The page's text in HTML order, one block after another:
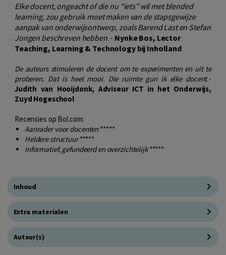
Elke docent, ongeacht of die nu “iets” wil met blended
learning, zou gebruik moet maken van de stapsgewijze
aanpak van onderwijsontwerp, zoals Barend Last en Stefan
Jongen beschreven hebben. - Nynke Bos, Lector
Teaching, Learning & Technology bij Inholland
De auteurs stimuleren de docent om te experimenten en uit te
proberen. Dat is heel mooi. Die ruimte gun ik elke docent.-
Judith van Hooijdonk, Adviseur ICT in het Onderwijs,
Zuyd Hogeschool
Recensies op Bol.com:
Aanrader voor docenten*****
Heldere structuur*****
Informatief, gefundeerd en overzichtelijk*****
Inhoud
Extra materialen
Auteur(s)